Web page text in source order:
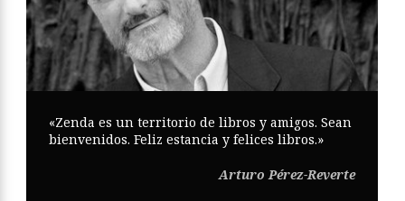
«Zenda es un territorio de libros y amigos. Sean
bienvenidos. Feliz estancia y felices libros.»
Arturo Pérez-Reverte